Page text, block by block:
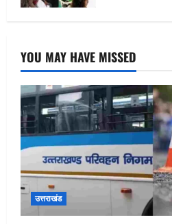
YOU MAY HAVE MISSED
उत्तराखंड